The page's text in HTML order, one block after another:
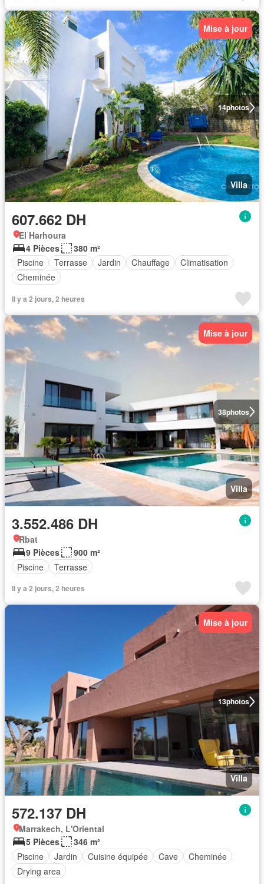
14photos
Mise à jour
Villa
607.662 DH
El Harhoura
4 Pièces
380 m²
Piscine
Terrasse Jardin Chauffage
Climatisation
Cheminée
Il y a 2 jours, 2 heures
38photos
Mise à jour
Villa
3.552.486 DH
Rbat
9 Pièces
900 m²
Piscine
Terrasse
Il y a 2 jours, 2 heures
13photos
Mise à jour
Villa
572.137 DH
Marrakech, L'Oriental
5 Pièces
346 m²
Piscine
Jardin Cuisine équipée Cave
Cheminée
Drying area